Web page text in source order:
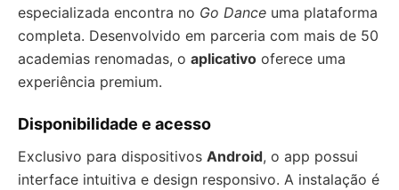
especializada encontra no Go Dance uma plataforma
completa. Desenvolvido em parceria com mais de 50
academias renomadas, o aplicativo oferece uma
experiência premium.
Disponibilidade e acesso
Exclusivo para dispositivos Android, o app possui
interface intuitiva e design responsivo. A instalação é